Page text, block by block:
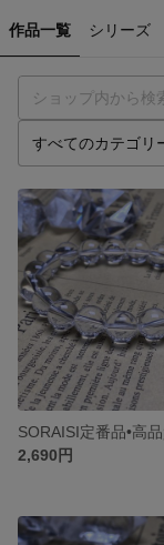
作品一覧 シリーズ
2,690円